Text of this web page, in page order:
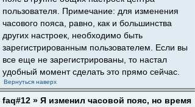
пользователя. Примечание: для изменения
часового пояса, равно, как и большинства
других настроек, необходимо быть
зарегистрированным пользователем. Если вы
все еще не зарегистрированы, то настал
удобный момент сделать это прямо сейчас.
Вернуться наверх
faq#12 » Я изменил часовой пояс, но время